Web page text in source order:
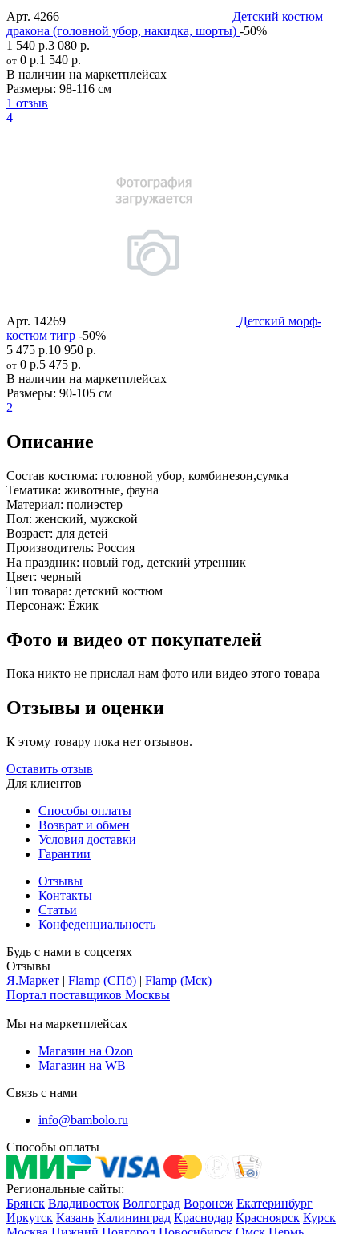
Арт. 4266
Детский костюм
дракона (головной убор, накидка, шорты) -50%
1 540 р.3 080 р.
от 0 р.1 540 р.
В наличии на маркетплейсах
Размеры: 98-116 см
1 отзыв
4
Арт. 14269
Детский морф-
костюм тигр -50%
5 475 р.10 950 р.
от 0 р.5 475 р.
В наличии на маркетплейсах
Размеры: 90-105 см
2
Описание
Состав костюма: головной убор, комбинезон,сумка
Тематика: животные, фауна
Материал: полиэстер
Пол: женский, мужской
Возраст: для детей
Производитель: Россия
На праздник: новый год, детский утренник
Цвет: черный
Тип товара: детский костюм
Персонаж: Ёжик
Фото и видео от покупателей
Пока никто не прислал нам фото или видео этого товара
Отзывы и оценки
К этому товару пока нет отзывов.
Оставить отзыв
Для клиентов
Способы оплаты
Возврат и обмен
Условия доставки
Гарантии
Отзывы
Контакты
Статьи
Конфеденциальность
Будь с нами в соцсетях
Отзывы
Я.Маркет | Flamp (СПб) | Flamp (Мск)
Портал поставщиков Москвы
Мы на маркетплейсах
Магазин на Ozon
Магазин на WB
Связь с нами
info@bambolo.ru
Способы оплаты
Региональные сайты:
Брянск Владивосток Волгоград Воронеж Екатеринбург
Иркутск Казань Калининград Краснодар Красноярск Курск